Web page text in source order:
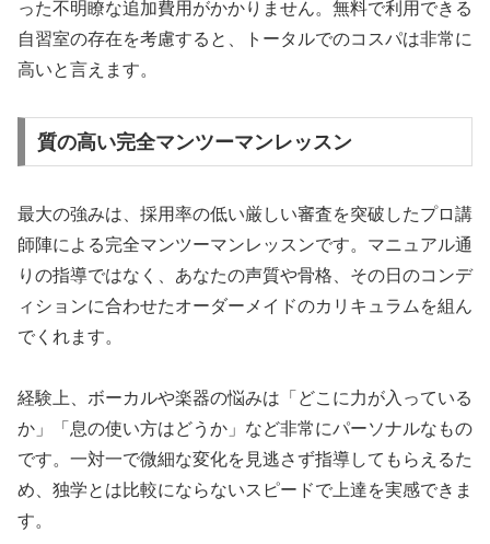
った不明瞭な追加費用がかかりません。無料で利用できる
自習室の存在を考慮すると、トータルでのコスパは非常に
高いと言えます。
質の高い完全マンツーマンレッスン
最大の強みは、採用率の低い厳しい審査を突破したプロ講
師陣による完全マンツーマンレッスンです。マニュアル通
りの指導ではなく、あなたの声質や骨格、その日のコンデ
ィションに合わせたオーダーメイドのカリキュラムを組ん
でくれます。
経験上、ボーカルや楽器の悩みは「どこに力が入っている
か」「息の使い方はどうか」など非常にパーソナルなもの
です。一対一で微細な変化を見逃さず指導してもらえるた
め、独学とは比較にならないスピードで上達を実感できま
す。